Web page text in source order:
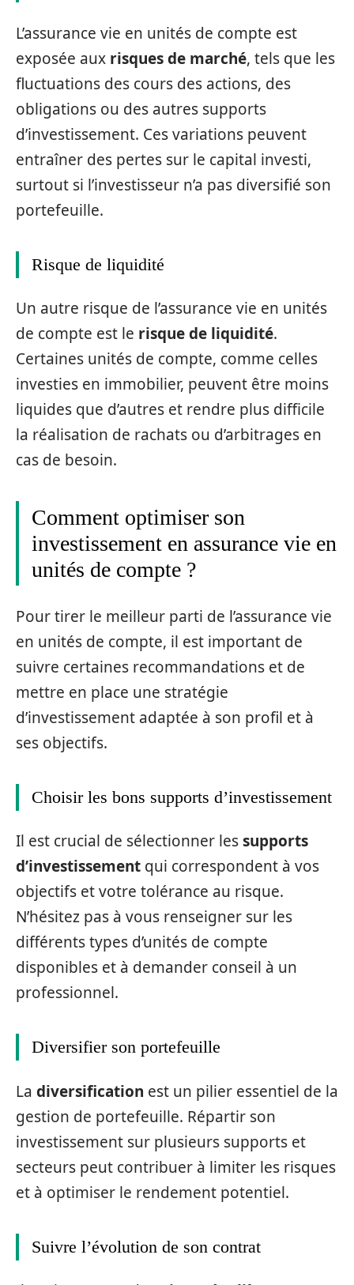
L’assurance vie en unités de compte est
exposée aux risques de marché, tels que les
fluctuations des cours des actions, des
obligations ou des autres supports
d’investissement. Ces variations peuvent
entraîner des pertes sur le capital investi,
surtout si l’investisseur n’a pas diversifié son
portefeuille.
Risque de liquidité
Un autre risque de l’assurance vie en unités
de compte est le risque de liquidité.
Certaines unités de compte, comme celles
investies en immobilier, peuvent être moins
liquides que d’autres et rendre plus difficile
la réalisation de rachats ou d’arbitrages en
cas de besoin.
Comment optimiser son
investissement en assurance vie en
unités de compte ?
Pour tirer le meilleur parti de l’assurance vie
en unités de compte, il est important de
suivre certaines recommandations et de
mettre en place une stratégie
d’investissement adaptée à son profil et à
ses objectifs.
Choisir les bons supports d’investissement
Il est crucial de sélectionner lessupports
d’investissement qui correspondent à vos
objectifs et votre tolérance au risque.
N’hésitez pas à vous renseigner sur les
différents types d’unités de compte
disponibles et à demander conseil à un
professionnel.
Diversifier son portefeuille
La diversification est un pilier essentiel de la
gestion de portefeuille. Répartir son
investissement sur plusieurs supports et
secteurs peut contribuer à limiter les risques
et à optimiser le rendement potentiel.
Suivre l’évolution de son contrat